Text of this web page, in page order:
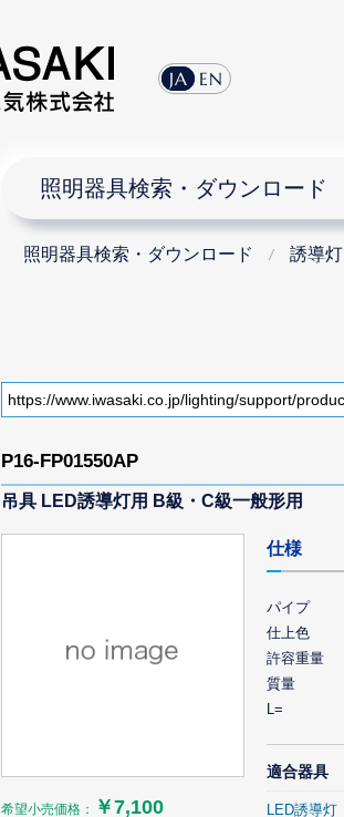
JA EN
照明器具検索・ダウンロード
照明器具検索・ダウンロード 誘導灯
P16-FP01550AP
吊具 LED誘導灯用 B級・C級一般形用
希望小売価格： ￥7,100
仕様
パイプ
仕上色
許容重量
質量
L=
適合器具
LED誘導灯